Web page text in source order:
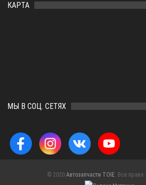
КАРТА
МЫ В СОЦ. СЕТЯХ
© 2020 Автозапчасти TOIE. Все права